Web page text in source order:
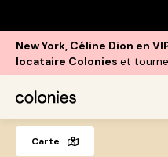
New York, Céline Dion en
locataire Colonies et
Carte